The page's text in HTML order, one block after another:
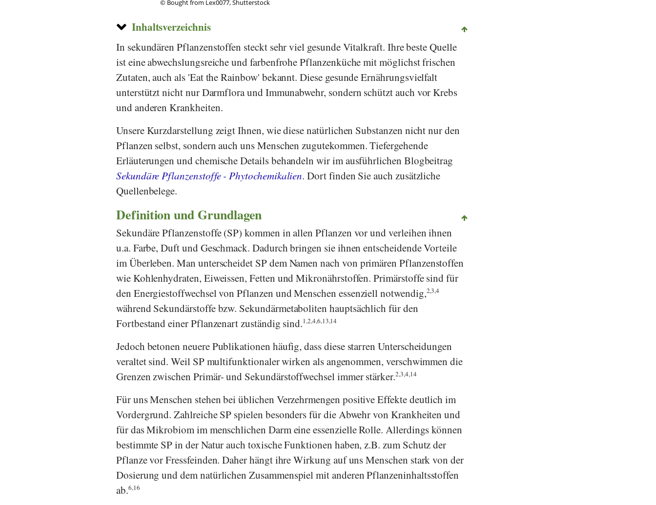
© Bought from Lex0077, Shutterstock
Inhaltsverzeichnis
In sekundären Pflanzenstoffen steckt sehr viel gesunde Vitalkraft. Ihre beste Quelle
ist eine abwechslungsreiche und farbenfrohe Pflanzenküche mit möglichst frischen
Zutaten, auch als 'Eat the Rainbow' bekannt. Diese gesunde Ernährungsvielfalt
unterstützt nicht nur Darmflora und Immunabwehr, sondern schützt auch vor Krebs
und anderen Krankheiten.
Unsere Kurzdarstellung zeigt Ihnen, wie diese natürlichen Substanzen nicht nur den
Pflanzen selbst, sondern auch uns Menschen zugutekommen. Tiefergehende
Erläuterungen und chemische Details behandeln wir im ausführlichen Blogbeitrag
Sekundäre Pflanzenstoffe - Phytochemikalien. Dort finden Sie auch zusätzliche
Quellenbelege.
Definition und Grundlagen
Sekundäre Pflanzenstoffe (SP) kommen in allen Pflanzen vor und verleihen ihnen
u.a. Farbe, Duft und Geschmack. Dadurch bringen sie ihnen entscheidende Vorteile
im Überleben. Man unterscheidet SP dem Namen nach von primären Pflanzenstoffen
wie Kohlenhydraten, Eiweissen, Fetten und Mikronährstoffen. Primärstoffe sind für
den Energiestoffwechsel von Pflanzen und Menschen essenziell notwendig,2,3,4
während Sekundärstoffe bzw. Sekundärmetaboliten hauptsächlich für den
Fortbestand einer Pflanzenart zuständig sind.1,2,4,6,13,14
Jedoch betonen neuere Publikationen häufig, dass diese starren Unterscheidungen
veraltet sind. Weil SP multifunktionaler wirken als angenommen, verschwimmen die
Grenzen zwischen Primär- und Sekundärstoffwechsel immer stärker.2,3,4,14
Für uns Menschen stehen bei üblichen Verzehrmengen positive Effekte deutlich im
Vordergrund. Zahlreiche SP spielen besonders für die Abwehr von Krankheiten und
für das Mikrobiom im menschlichen Darm eine essenzielle Rolle. Allerdings können
bestimmte SP in der Natur auch toxische Funktionen haben, z.B. zum Schutz der
Pflanze vor Fressfeinden. Daher hängt ihre Wirkung auf uns Menschen stark von der
Dosierung und dem natürlichen Zusammenspiel mit anderen Pflanzeninhaltsstoffen
ab.6,16